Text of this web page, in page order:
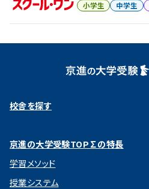
小学生 中学生
校舎を探す
京進の大学受験TOP∑の特長
学習メソッド
授業システム